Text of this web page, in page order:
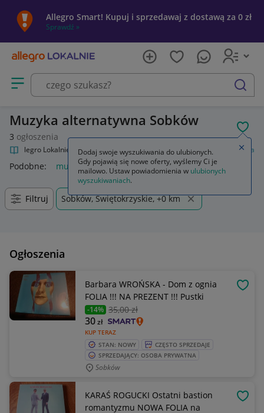
Allegro Smart! Kupuj i sprzedawaj z dostawą za 0 zł
Sprawdź »
Otwórz menu z kategoriami
szukaj
Muzyka alternatywna Sobków
3 ogłoszenia
Allegro Lokalnie Kultura i rozrywka Muzyka Muzyka alternatywna
Podobne: muzyka alternatywna
Filtruj Sobków, Świętokrzyskie, +0 km
Ogłoszenia
Barbara WROŃSKA - Dom z ognia
FOLIA !!! NA PREZENT !!! Pustki
-14% 35,00 zł
KUP TERAZ
30zł
STAN: NOWY
CZĘSTO SPRZEDAJE
SPRZEDAJĄCY: OSOBA PRYWATNA
Sobków
KARAŚ ROGUCKI Ostatni bastion
romantyzmu NOWA FOLIA na
Dodaj swoje wyszukiwania do ulubionych.
Gdy pojawią się nowe oferty, wyślemy Ci je
mailowo. Ustaw powiadomienia w ulubionych
wyszukiwaniach.